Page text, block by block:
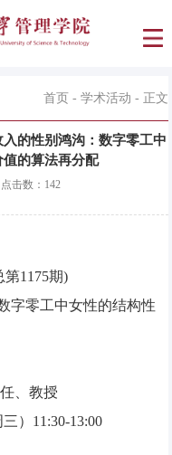
首页 - 学术活动 - 正文
的性别鸿沟：数字零工中
的算法再分配
点击数： 142
第1175期)
字零工中女性的结构性
、教授
）11:30-13:00